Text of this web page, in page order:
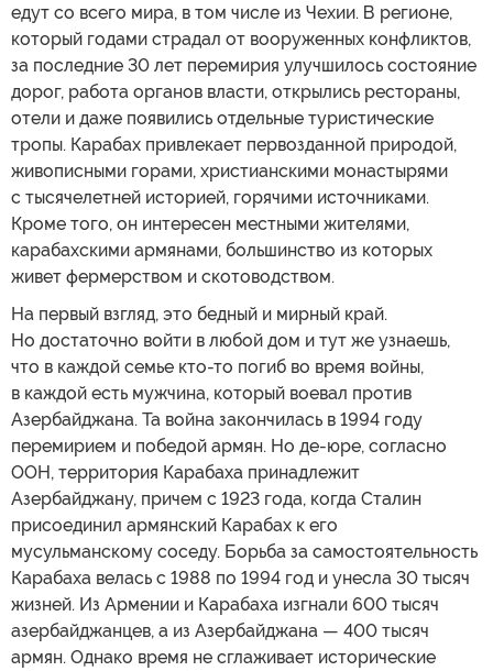
едут со всего мира, в том числе из Чехии. В регионе,
который годами страдал от вооруженных конфликтов,
за последние 30 лет перемирия улучшилось состояние
дорог, работа органов власти, открылись рестораны,
отели и даже появились отдельные туристические
тропы. Карабах привлекает первозданной природой,
живописными горами, христианскими монастырями
с тысячелетней историей, горячими источниками.
Кроме того, он интересен местными жителями,
карабахскими армянами, большинство из которых
живет фермерством и скотоводством.
На первый взгляд, это бедный и мирный край.
Но достаточно войти в любой дом и тут же узнаешь,
что в каждой семье кто-то погиб во время войны,
в каждой есть мужчина, который воевал против
Азербайджана. Та война закончилась в 1994 году
перемирием и победой армян. Но де-юре, согласно
ООН, территория Карабаха принадлежит
Азербайджану, причем с 1923 года, когда Сталин
присоединил армянский Карабах к его
мусульманскому соседу. Борьба за самостоятельность
Карабаха велась с 1988 по 1994 год и унесла 30 тысяч
жизней. Из Армении и Карабаха изгнали 600 тысяч
азербайджанцев, а из Азербайджана — 400 тысяч
армян. Однако время не сглаживает исторические